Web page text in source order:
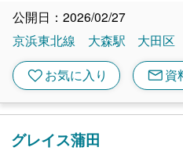
公開日：2026/02/27
京浜東北線
大森駅 大田区
favoriteお気に入り mail資
グレイス蒲田